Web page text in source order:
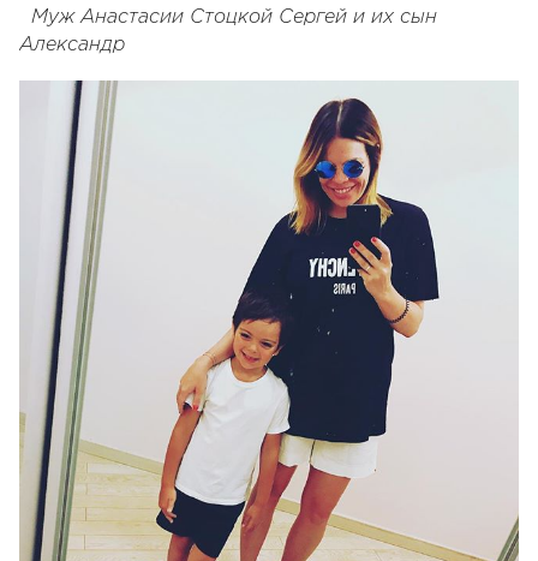
Муж Анастасии Стоцкой Сергей и их сын
Александр